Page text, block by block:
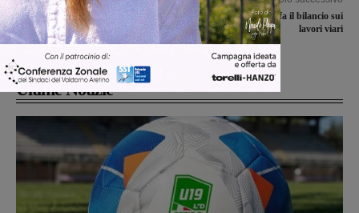
Finale di Coppa Italia di Promozione,
il Terranuova Traiana vuole scrivere
la storia
Mauro Di Ponte fa il bilancio sui
lavori viari
Ultime Notizie